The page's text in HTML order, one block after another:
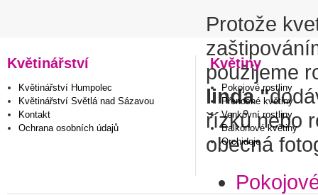
Protože
použijeme
linda "
řízků nebo
obecná
Květinářství
Květinářství Humpolec
Květinářství Světlá nad Sázavou
Kontakt
Ochrana osobních údajů
Květiny
Pokojové rostliny
Přenosné květiny
Venkovní rostliny
Balkónové květiny
Orchideje